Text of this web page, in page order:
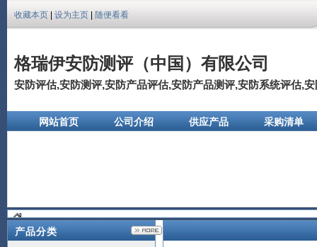
收藏本页 设为主页 随便看看
格瑞伊安防测评（中国）有限公司
安防评估,安防测评,安防产品评估,安防产品测评,安防系统评估,
网站首页 公司介绍 供应产品
采购清单
产品分类